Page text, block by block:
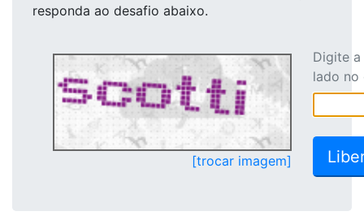
responda ao desafio abaixo.
[trocar imagem]
Digite
lado no